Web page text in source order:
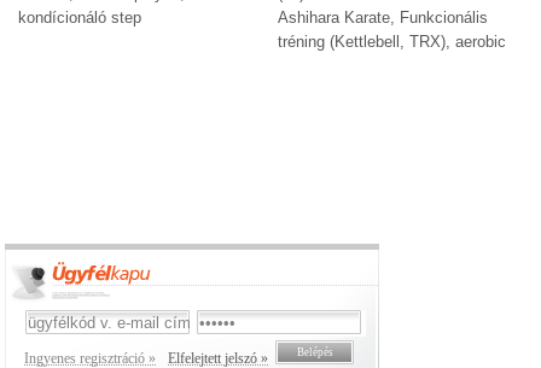
kondícionáló step
Ashihara Karate, Funkcionális
tréning (Kettlebell, TRX), aerobic
Ingyenes regisztráció » Elfelejtett jelszó »